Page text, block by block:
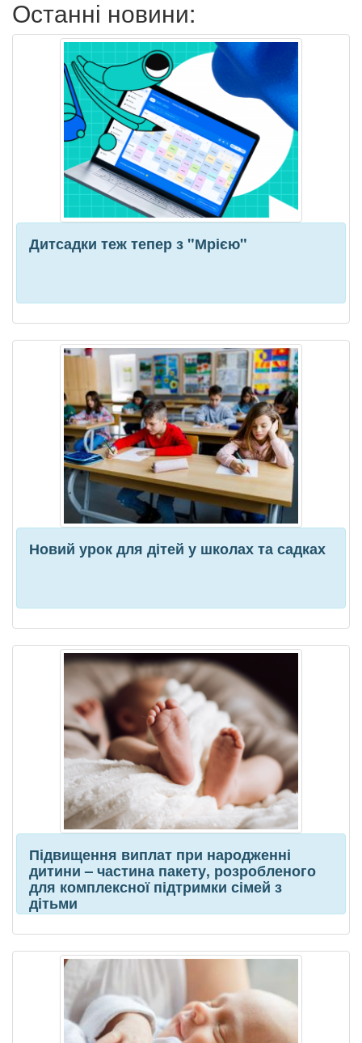
Останні новини:
Дитсадки теж тепер з "Мрією"
Новий урок для дітей у школах та садках
Підвищення виплат при народженні
дитини – частина пакету, розробленого
для комплексної підтримки сімей з
дітьми